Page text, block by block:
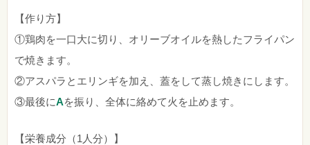
【作り方】
①鶏肉を一口大に切り、オリーブオイルを熱したフライパン
で焼きます。
②アスパラとエリンギを加え、蓋をして蒸し焼きにします。
③最後にAを振り、全体に絡めて火を止めます。
【栄養成分（1人分）】